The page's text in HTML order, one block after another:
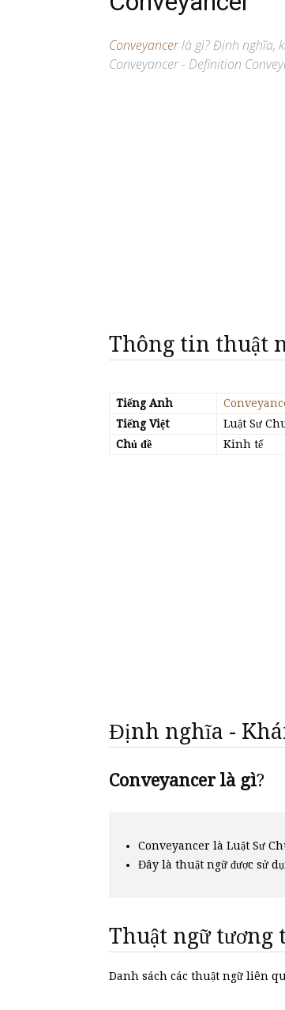
Conveyancerlà gì? Định nghĩa,
Conveyancer - Definition
Thông tin thuật
Tiếng Anh
Tiếng Việt
Luật Sư
Chủ đề
Kinh tế
Định nghĩa -
Conveyancer là gì?
Conveyancer là Luật Sư
Đây là thuật ngữ được sử
Thuật ngữ tương
Danh sách các thuật ngữ liên